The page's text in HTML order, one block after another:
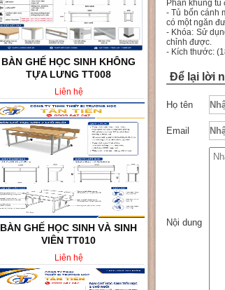
BÀN GHẾ HỌC SINH KHÔNG
TỰA LƯNG TT008
Liên hệ
BÀN GHẾ HỌC SINH VÀ SINH
VIÊN TT010
Liên hệ
Phần khung
- Tủ bốn cánh
có một ngăn
- Khóa: Sử
chỉnh được.
- Kích thước:
Để lại lời
Họ tên
Email
Nội dung